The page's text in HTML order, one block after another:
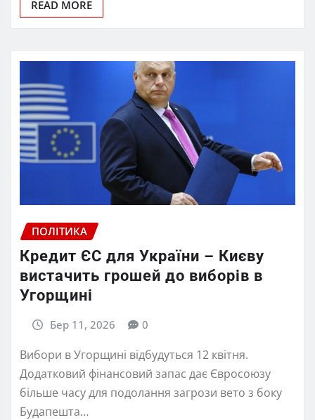
READ MORE
ПОЛІТИКА
Кредит ЄС для України – Києву
вистачить грошей до виборів в
Угорщині
Бер 11, 2026 0
Вибори в Угорщині відбудуться 12 квітня.
Додатковий фінансовий запас дає Євросоюзу
більше часу для подолання загрози вето з боку
Будапешта…